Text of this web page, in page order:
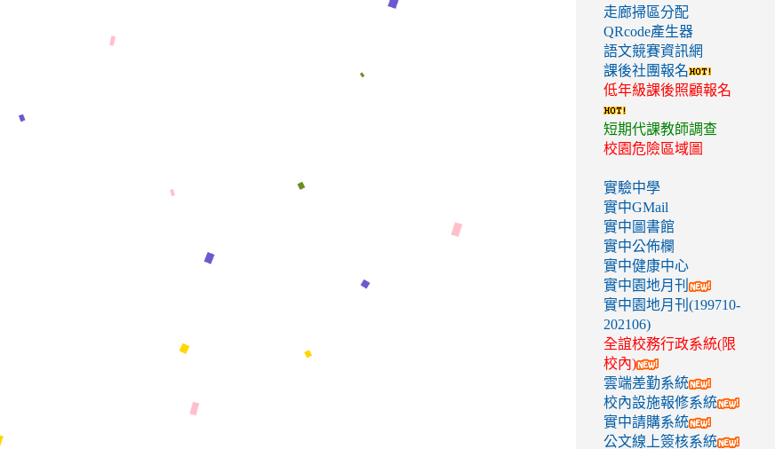
走廊掃區分配
QRcode產生器
語文競賽資訊網
課後社團報名
低年級課後照顧報名
短期代課教師調查
校園危險區域圖
實驗中學
實中GMail
實中圖書館
實中公佈欄
實中健康中心
實中園地月刊
實中園地月刊(199710-
202106)
全誼校務行政系統(限
校內)
雲端差勤系統
校內設施報修系統
實中請購系統
公文線上簽核系統